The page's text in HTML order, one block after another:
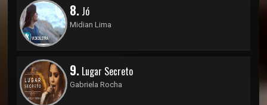
8. Jó
Midian Lima
9. Lugar Secreto
Gabriela Rocha